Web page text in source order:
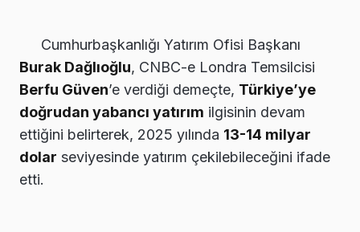
Cumhurbaşkanlığı Yatırım Ofisi Başkanı
Burak Dağlıoğlu, CNBC-e Londra Temsilcisi
Berfu Güven’e verdiği demeçte, Türkiye’ye
doğrudan yabancı yatırım ilgisinin devam
ettiğini belirterek, 2025 yılında 13-14 milyar
dolar seviyesinde yatırım çekilebileceğini ifade
etti.